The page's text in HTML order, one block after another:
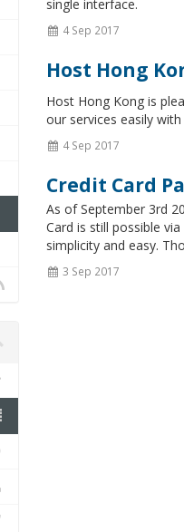
single interface.
4 Sep 2017
Host Hong
Host Hong Kong is
our services easily with
4 Sep 2017
Credit Card
As of September 3rd
Card is still possible
simplicity and easy.
3 Sep 2017